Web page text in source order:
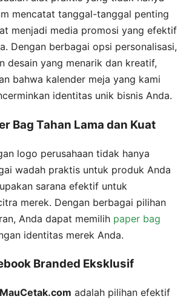
mencatat tanggal-tanggal penting
menjadi media promosi yang efektif
Dengan berbagai opsi personalisasi,
desain yang menarik dan kreatif,
bahwa kalender meja yang kami
identitas unik bisnis Anda.
Bag Tahan Lama dan Kuat
logo perusahaan tidak hanya
wadah praktis untuk produk Anda
sarana efektif untuk
merek. Dengan berbagai pilihan
Anda dapat memilih paper bag
identitas merek Anda.
Branded Eksklusif
MauCetak.com adalah pilihan efektif